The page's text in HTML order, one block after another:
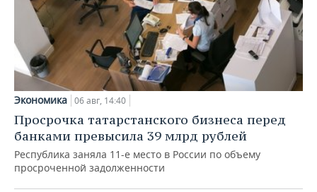
Экономика 06 авг, 14:40
Просрочка татарстанского бизнеса перед
банками превысила 39 млрд рублей
Республика заняла 11-е место в России по объему
просроченной задолженности